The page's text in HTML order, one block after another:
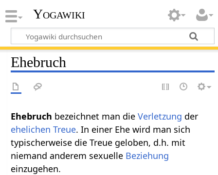
Yogawiki
Ehebruch
bezeichnet man dieVerletzung der
ehelichen Treue. In einer Ehe wird man sich
typischerweise die Treue geloben, d.h. mit
niemand anderem sexuelle Beziehung
einzugehen.